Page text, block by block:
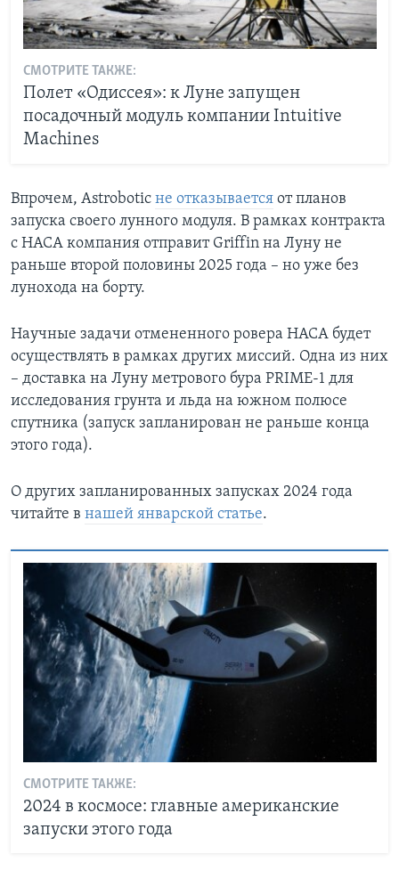
СМОТРИТЕ ТАКЖЕ:
Полет «Одиссея»: к Луне запущен
посадочный модуль компании Intuitive
Machines
Впрочем, Astrobotic не отказывается от планов
запуска своего лунного модуля. В рамках контракта
с НАСА компания отправит Griffin на Луну не
раньше второй половины 2025 года – но уже без
лунохода на борту.
Научные задачи отмененного ровера НАСА будет
осуществлять в рамках других миссий. Одна из них
– доставка на Луну метрового бура PRIME-1 для
исследования грунта и льда на южном полюсе
спутника (запуск запланирован не раньше конца
этого года).
О других запланированных запусках 2024 года
читайте в нашей январской статье.
СМОТРИТЕ ТАКЖЕ:
2024 в космосе: главные американские
запуски этого года